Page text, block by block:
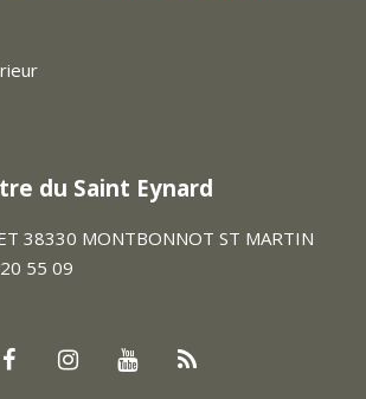
du Saint Eynard
38330 MONTBONNOT ST MARTIN
55 09